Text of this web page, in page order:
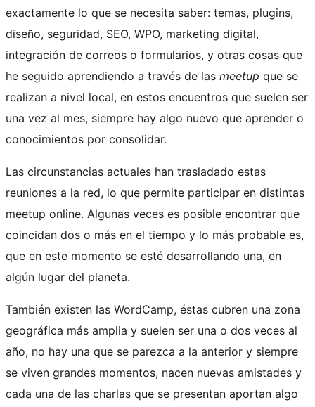
exactamente lo que se necesita saber: temas, plugins,
diseño, seguridad, SEO, WPO, marketing digital,
integración de correos o formularios, y otras cosas que
he seguido aprendiendo a través de las meetup que se
realizan a nivel local, en estos encuentros que suelen ser
una vez al mes, siempre hay algo nuevo que aprender o
conocimientos por consolidar.
Las circunstancias actuales han trasladado estas
reuniones a la red, lo que permite participar en distintas
meetup online. Algunas veces es posible encontrar que
coincidan dos o más en el tiempo y lo más probable es,
que en este momento se esté desarrollando una, en
algún lugar del planeta.
También existen las WordCamp, éstas cubren una zona
geográfica más amplia y suelen ser una o dos veces al
año, no hay una que se parezca a la anterior y siempre
se viven grandes momentos, nacen nuevas amistades y
cada una de las charlas que se presentan aportan algo